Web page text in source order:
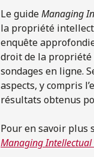
Le guideManaging
la propriété
enquête
droit de la propriété
sondages en ligne.
aspects, y compris
résultats obtenus
Pour en savoir plus
Managing Intellectual